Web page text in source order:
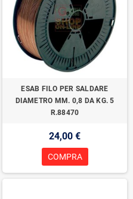
ESAB FILO PER SALDARE
DIAMETRO MM. 0,8 DA KG. 5
R.88470
24,00 €
COMPRA